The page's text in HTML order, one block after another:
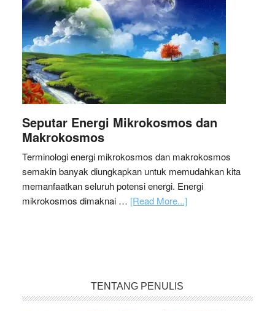
Seputar Energi Mikrokosmos dan
Makrokosmos
Terminologi energi mikrokosmos dan makrokosmos
semakin banyak diungkapkan untuk memudahkan kita
memanfaatkan seluruh potensi energi. Energi
mikrokosmos dimaknai … [Read More...]
TENTANG PENULIS